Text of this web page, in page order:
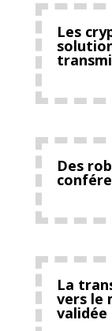
Les
Des
La
vers le